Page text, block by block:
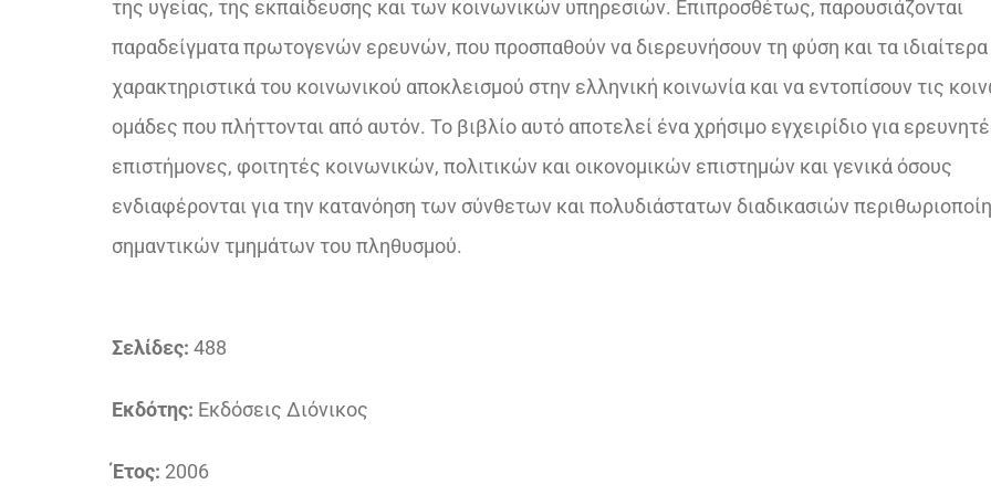
της υγείας, της εκπαίδευσης και των κοινωνικών υπηρεσιών. Επιπροσθέτως, παρουσιάζονται
παραδείγματα πρωτογενών ερευνών, που προσπαθούν να διερευνήσουν τη φύση και τα ιδιαίτερα
χαρακτηριστικά του κοινωνικού αποκλεισμού στην ελληνική κοινωνία και να εντοπίσουν τις
ομάδες που πλήττονται από αυτόν. Το βιβλίο αυτό αποτελεί ένα χρήσιμο εγχειρίδιο για
επιστήμονες, φοιτητές κοινωνικών, πολιτικών και οικονομικών επιστημών και γενικά όσους
ενδιαφέρονται για την κατανόηση των σύνθετων και πολυδιάστατων διαδικασιών
σημαντικών τμημάτων του πληθυσμού.
Σελίδες: 488
Εκδότης: Εκδόσεις Διόνικος
Έτος: 2006